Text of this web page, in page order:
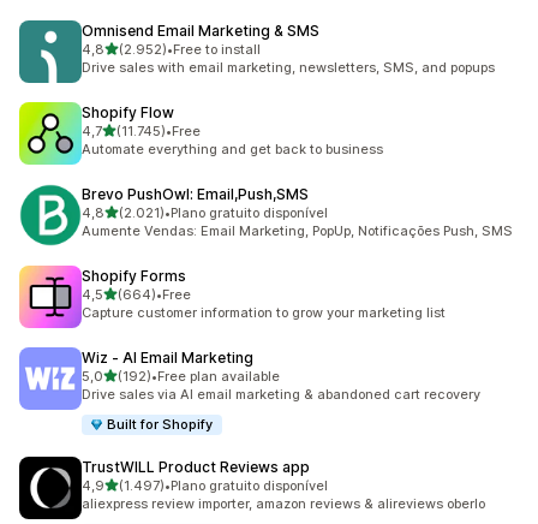
Omnisend Email Marketing & SMS
4,8de 5 estrelas
(2.952)
2952 total de avaliações
•Free to install
Drive sales with email marketing, newsletters, SMS, and popups
Shopify Flow
4,7de 5 estrelas
(11.745)
11745 total de avaliações
•Free
Automate everything and get back to business
Brevo PushOwl: Email,Push,SMS
4,8de 5 estrelas
(2.021)
2021 total de avaliações
•Plano gratuito disponível
Aumente Vendas: Email Marketing, PopUp, Notificações Push, SMS
Shopify Forms
4,5de 5 estrelas
(664)
664 total de avaliações
•Free
Capture customer information to grow your marketing list
Wiz ‑ AI Email Marketing
5,0de 5 estrelas
(192)
192 total de avaliações
•Free plan available
Drive sales via AI email marketing & abandoned cart recovery
Built for Shopify
TrustWILL Product Reviews app
4,9de 5 estrelas
(1.497)
1497 total de avaliações
•Plano gratuito disponível
aliexpress review importer, amazon reviews & alireviews oberlo